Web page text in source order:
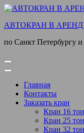
Перейти
содержимому
Enter)
АВТОКРАН В
по Санкт Петербургу
Главная
Контакты
Заказать кран
Кран 16
Кран 25
Кран 32